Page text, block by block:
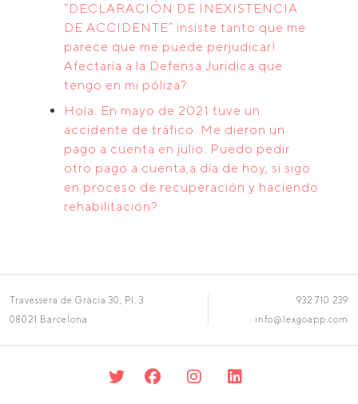
“DECLARACIÓN DE INEXISTENCIA
DE ACCIDENTE” insiste tanto que me
parece que me puede perjudicar!
Afectaría a la Defensa Jurídica que
tengo en mi póliza?
Hola. En mayo de 2021 tuve un
accidente de tráfico. Me dieron un
pago a cuenta en julio. Puedo pedir
otro pago a cuenta,a día de hoy, si sigo
en proceso de recuperación y haciendo
rehabilitación?
Travessera de Gràcia 30, Pl. 3
08021 Barcelona
932 710 239
info@lexgoapp.com